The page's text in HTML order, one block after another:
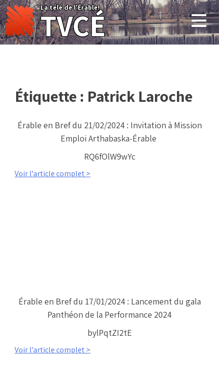
Skip
to
content
La télé de l'Érable!
TVCÉ
Étiquette : Patrick Laroche
Érable en Bref du 21/02/2024 : Invitation à Mission
Emploi Arthabaska-Érable
RQ6fOlW9wYc
Voir l'article complet >
Érable en Bref du 17/01/2024 : Lancement du gala
Panthéon de la Performance 2024
bylPqtZI2tE
Voir l'article complet >